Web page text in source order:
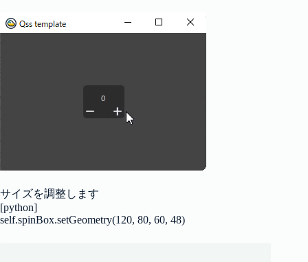
サイズを調整します
[python]
self.spinBox.setGeometry(120, 80, 60, 48)